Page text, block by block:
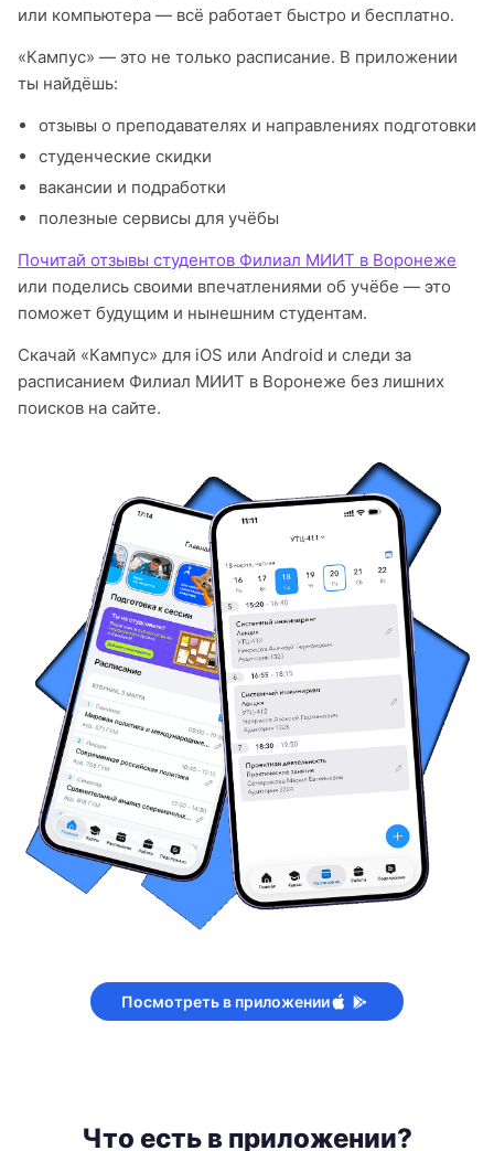
или компьютера — всё работает быстро и бесплатно.
«Кампус» — это не только расписание. В приложении
ты найдёшь:
отзывы о преподавателях и направлениях подготовки
студенческие скидки
вакансии и подработки
полезные сервисы для учёбы
Почитай отзывы студентов Филиал МИИТ в Воронеже
или поделись своими впечатлениями об учёбе — это
поможет будущим и нынешним студентам.
Скачай «Кампус» для iOS или Android и следи за
расписанием Филиал МИИТ в Воронеже без лишних
поисков на сайте.
Посмотреть в приложении
Что есть в приложении?